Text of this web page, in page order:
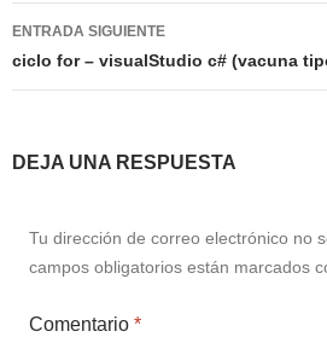
entradas
ENTRADA SIGUIENTE
ciclo for – visualStudio c# (vacuna
DEJA UNA RESPUESTA
Tu dirección de correo electrónico no
campos obligatorios están marcados
Comentario *